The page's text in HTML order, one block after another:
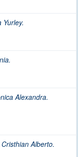
Yurley.
Alexandra.
Alberto.